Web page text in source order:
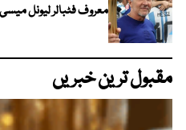
معروف فٹبالر لیونل
مقبول ترین خبریں